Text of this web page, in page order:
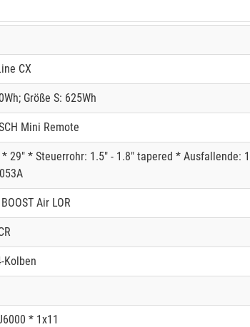
CX
Größe S: 625Wh
Mini Remote
29" * Steuerrohr: 1.5" - 1.8" tapered * Ausfallende:
Air LOR
Kolben
* 1x11